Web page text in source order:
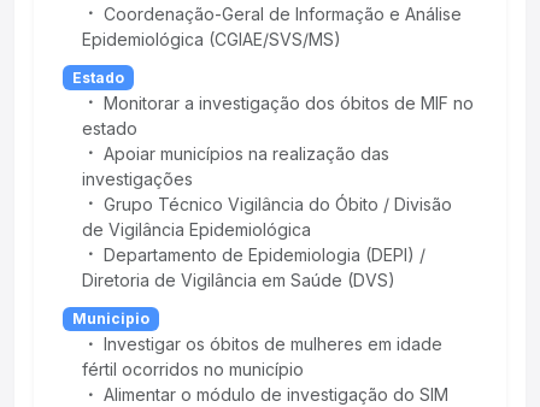
Coordenação-Geral de Informação e Análise
Epidemiológica (CGIAE/SVS/MS)
Estado
Monitorar a investigação dos óbitos de MIF no
estado
Apoiar municípios na realização das
investigações
Grupo Técnico Vigilância do Óbito / Divisão
de Vigilância Epidemiológica
Departamento de Epidemiologia (DEPI) /
Diretoria de Vigilância em Saúde (DVS)
Municipio
Investigar os óbitos de mulheres em idade
fértil ocorridos no município
Alimentar o módulo de investigação do SIM